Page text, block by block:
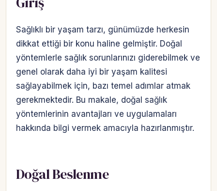
Sağlıklı bir yaşam tarzı, günümüzde herkesin
dikkat ettiği bir konu haline gelmiştir. Doğal
yöntemlerle sağlık sorunlarınızı giderebilmek ve
genel olarak daha iyi bir yaşam kalitesi
sağlayabilmek için, bazı temel adımlar atmak
gerekmektedir. Bu makale, doğal sağlık
yöntemlerinin avantajları ve uygulamaları
hakkında bilgi vermek amacıyla hazırlanmıştır.
Doğal Beslenme